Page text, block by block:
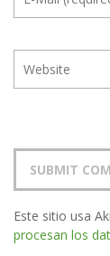
Este sitio usa
procesan los